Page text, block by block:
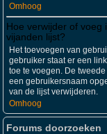
Omhoog
Hoe verwijder of voeg
vijanden lijst?
Het toevoegen van
gebruiker staat er een
toe te voegen. De
een gebruikersnaam
van de lijst verwijderen.
Omhoog
Forums doorzoeken